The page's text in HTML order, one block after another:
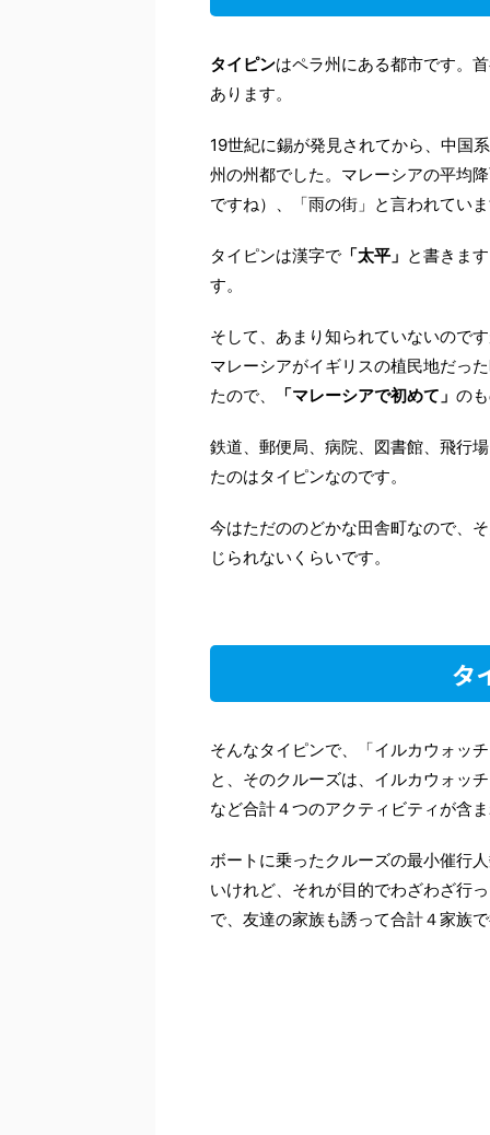
タイピンはペラ州にある都市です。
あります。
19世紀に錫が発見されてから、中国
州の州都でした。マレーシアの平均
ですね）、「雨の街」と言われてい
タイピンは漢字で 「太平」 と書きま
す。
そして、あまり知られていないので
マレーシアがイギリスの植民地だっ
たので、
「マレーシアで初めて」 の
鉄道、郵便局、病院、図書館、飛行
たのはタイピンなのです。
今はただののどかな田舎町なので、
じられないくらいです。
タ
そんなタイピンで、「イルカウォッ
と、そのクルーズは、イルカウォッ
など合計４つのアクティビティが含
ボートに乗ったクルーズの最小催行
いけれど、それが目的でわざわざ行
で、友達の家族も誘って合計４家族